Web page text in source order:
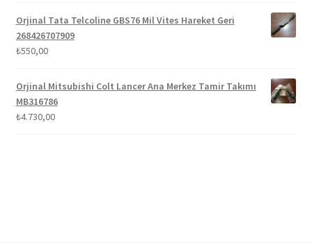
Orjinal Tata Telcoline GBS76 Mil Vites Hareket Geri
268426707909
₺550,00
Orjinal Mitsubishi Colt Lancer Ana Merkez Tamir Takımı
MB316786
₺4.730,00